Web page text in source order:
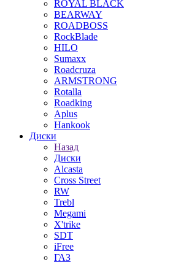
ROYAL BLACK
BEARWAY
ROADBOSS
RockBlade
HILO
Sumaxx
Roadcruza
ARMSTRONG
Rotalla
Roadking
Aplus
Hankook
Диски
Назад
Диски
Alcasta
Cross Street
RW
Trebl
Megami
X'trike
SDT
iFree
ГАЗ